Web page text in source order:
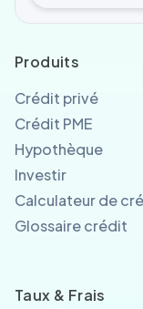
Produits
Crédit privé
Crédit PME
Hypothèque
Investir
Calculateur de
Glossaire crédit
Taux & Frais